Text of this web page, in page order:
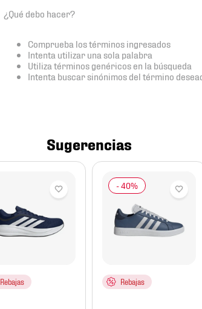
¿Qué debo hacer?
Comprueba los términos ingresados
Intenta utilizar una sola palabra
Utiliza términos genéricos en la búsqueda
Intenta buscar sinónimos del término
Sugerencias
Rebajas Rebajas